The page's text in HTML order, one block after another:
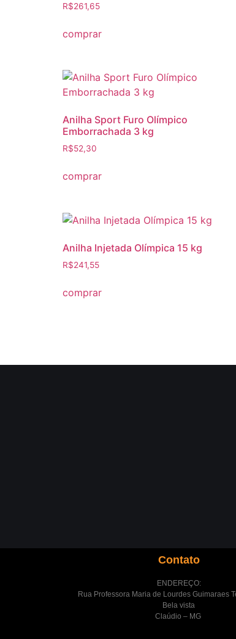
R$261,65
comprar
Anilha Sport Furo Olímpico
Emborrachada 3 kg
R$52,30
comprar
Anilha Injetada Olímpica 15 kg
R$241,55
comprar
Contato
ENDEREÇO:
Rua Professora Maria de Lourdes Guimaraes
Bela vista
Claúdio – MG